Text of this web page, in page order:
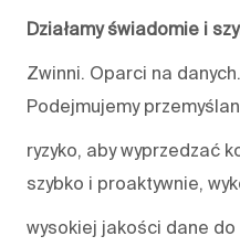
Działamy świadomie i
Zwinni. Oparci na
Podejmujemy
ryzyko, aby wyprzedzać
szybko i proaktywnie,
wysokiej jakości dane